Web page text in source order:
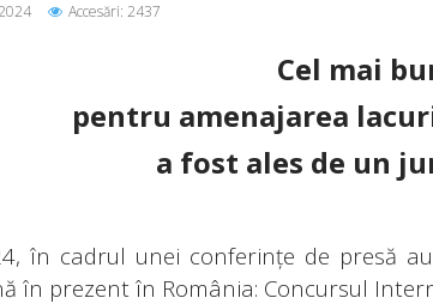
Accesări: 2437
Cel mai
pentru amenajarea
a fost ales de un
în cadrul unei conferinţe de presă
prezent în România: Concursul